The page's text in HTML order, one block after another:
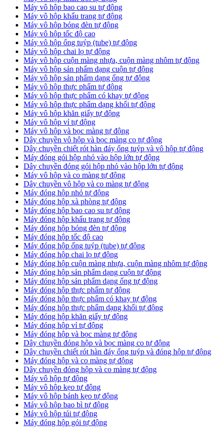
Máy vô hộp bao cao su tự động
Máy vô hộp khẩu trang tự động
Máy vô hộp bóng đèn tự động
Máy vô hộp tốc độ cao
Máy vô hộp ống tuýp (tube) tự động
Máy vô hộp chai lọ tự động
Máy vô hộp cuộn màng nhựa, cuộn màng nhôm tự động
Máy vô hộp sản phẩm dạng cuộn tự động
Máy vô hộp sản phẩm dạng ống tự động
Máy vô hộp thực phẩm tự động
Máy vô hộp thực phẩm có khay tự động
Máy vô hộp thực phẩm dạng khối tự động
Máy vô hộp khăn giấy tự động
Máy vô hộp vỉ tự động
Máy vô hộp và bọc màng tự động
Dây chuyền vô hộp và bọc màng co tự động
Dây chuyền chiết rót hàn đáy ống tuýp và vô hộp tự động
Máy đóng gói hộp nhỏ vào hộp lớn tự động
Dây chuyền đóng gói hộp nhỏ vào hộp lớn tự động
Máy vô hộp và co màng tự động
Dây chuyền vô hộp và co màng tự động
Máy đóng hộp nhỏ tự động
Máy đóng hộp xà phòng tự động
Máy đóng hộp bao cao su tự động
Máy đóng hộp khẩu trang tự động
Máy đóng hộp bóng đèn tự động
Máy đóng hộp tốc độ cao
Máy đóng hộp ống tuýp (tube) tự động
Máy đóng hộp chai lọ tự động
Máy đóng hộp cuộn màng nhựa, cuộn màng nhôm tự động
Máy đóng hộp sản phẩm dạng cuộn tự động
Máy đóng hộp sản phẩm dạng ống tự động
Máy đóng hộp thực phẩm tự động
Máy đóng hộp thực phẩm có khay tự động
Máy đóng hộp thực phẩm dạng khối tự động
Máy đóng hộp khăn giấy tự động
Máy đóng hộp vỉ tự động
Máy đóng hộp và bọc màng tự động
Dây chuyền đóng hộp và bọc màng co tự động
Dây chuyền chiết rót hàn đáy ống tuýp và đóng hộp tự động
Máy đóng hộp và co màng tự động
Dây chuyền đóng hộp và co màng tự động
Máy vô hộp tự động
Máy vô hộp kẹo tự động
Máy vô hộp bánh kẹo tự động
Máy vô hộp bao bì tự động
Máy vô hộp túi tự động
Máy đóng hộp gói tự động